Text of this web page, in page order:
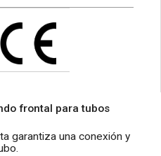
frontal para tubos
garantiza una conexión y